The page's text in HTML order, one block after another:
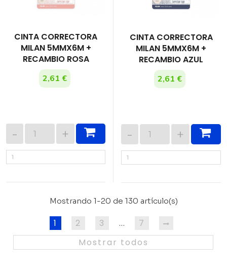
CINTA CORRECTORA
MILAN 5MMX6M +
RECAMBIO ROSA
2,61 €
CINTA CORRECTORA
MILAN 5MMX6M +
RECAMBIO AZUL
2,61 €
Mostrando 1-20 de 130 artículo(s)
1 2 3 …
7
Mostrar todos